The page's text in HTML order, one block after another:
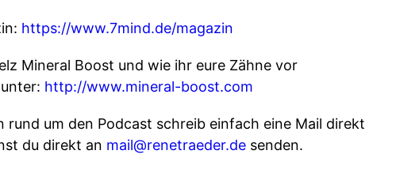
https://www.7mind.de/magazin
Mineral Boost und wie ihr eure Zähne vor
http://www.mineral-boost.com
um den Pod­cast schreib ein­fach eine Mail direkt
du direkt an mail@renetraeder.de senden.